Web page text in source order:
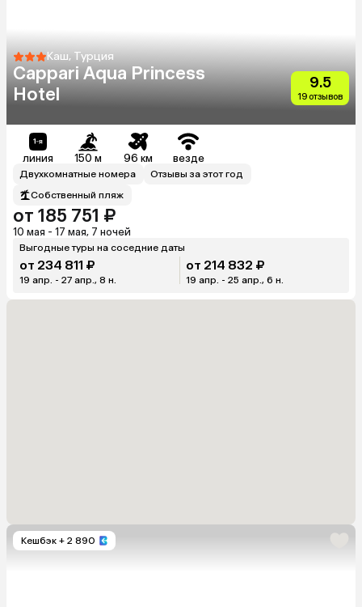
Каш, Турция
Cappari Aqua Princess
Hotel
9.5
19 отзывов
линия 150 м 96 км везде
Двухкомнатные номера
Отзывы за этот год
Собственный пляж
от 185 751 ₽
10 мая - 17 мая, 7 ночей
Выгодные туры на соседние даты
от 234 811 ₽
19 апр. - 27 апр., 8 н.
от 214 832 ₽
19 апр. - 25 апр., 6 н.
Кешбэк + 2 890